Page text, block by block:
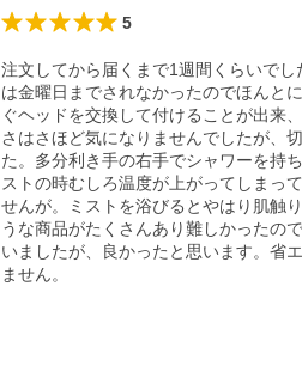
5
注文してから届くまで1週間くらいで
は金曜日までされなかったのでほんと
ぐヘッドを交換して付けることが出来
さはさほど気になりませんでしたが、
た。多分利き手の右手でシャワーを持
ストの時むしろ温度が上がってしまっ
せんが。ミストを浴びるとやはり肌触
うな商品がたくさんあり難しかったの
いましたが、良かったと思います。省
ません。